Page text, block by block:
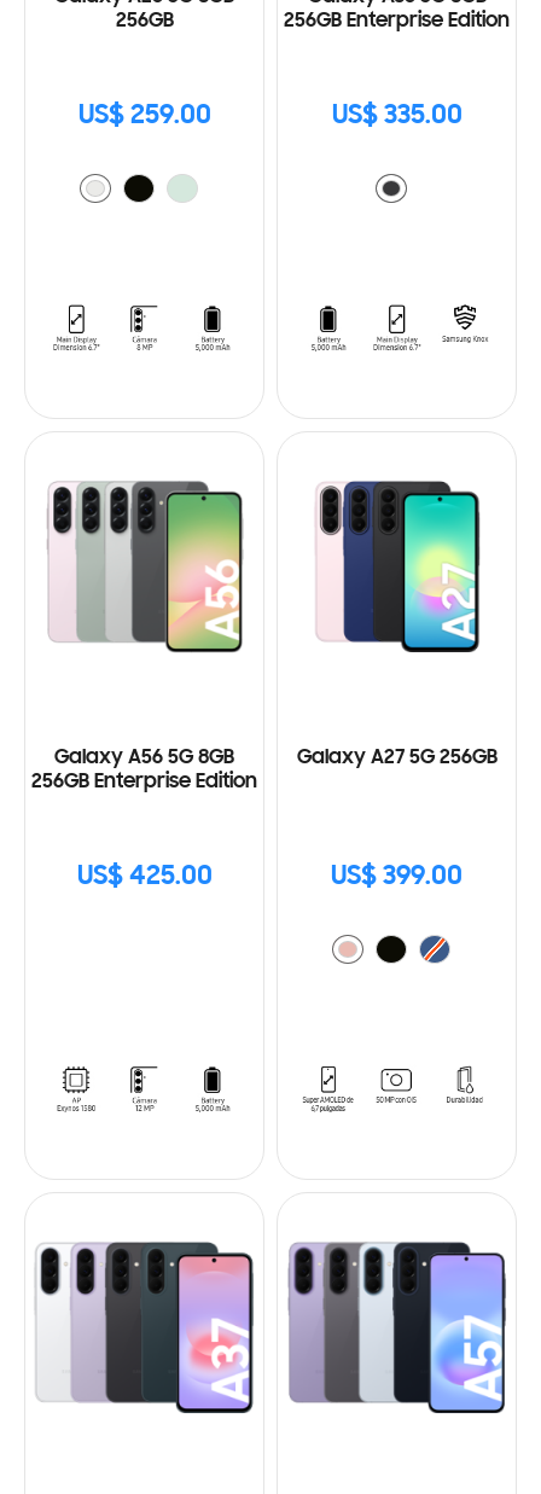
256GB
US$ 259.00
256GB Enterprise Edition
US$ 335.00
Galaxy A56 5G 8GB
256GB Enterprise Edition
US$ 425.00
Galaxy A27 5G 256GB
US$ 399.00